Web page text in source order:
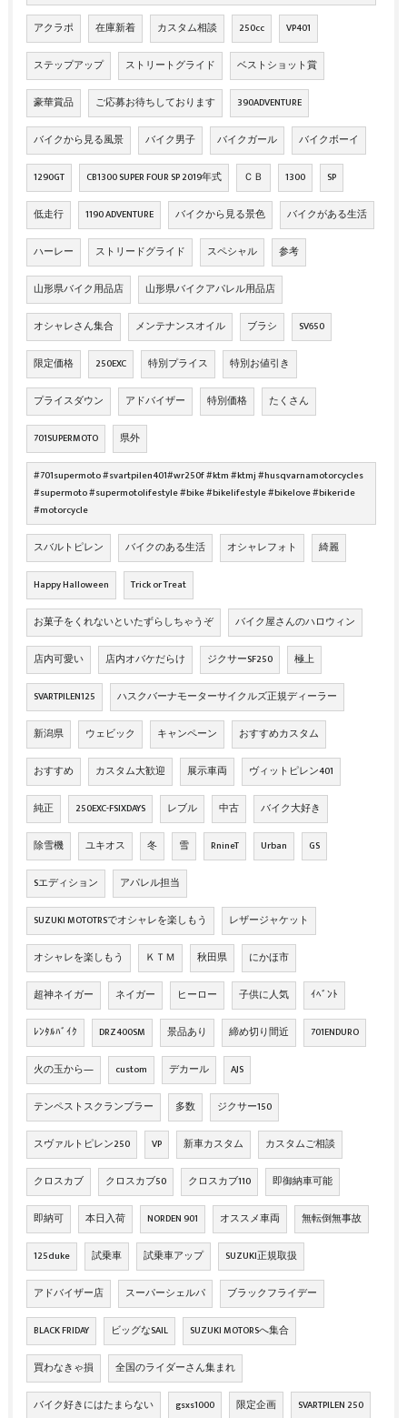
アクラポ 在庫新着 カスタム相談 250cc VP401
ステップアップ ストリートグライド ベストショット賞
豪華賞品 ご応募お待ちしております 390ADVENTURE
バイクから見る風景 バイク男子 バイクガール バイクボーイ
1290GT CB1300 SUPER FOUR SP 2019年式 ＣＢ 1300 SP
低走行 1190 ADVENTURE バイクから見る景色 バイクがある生活
ハーレー ストリードグライド スペシャル 参考
山形県バイク用品店 山形県バイクアパレル用品店
オシャレさん集合 メンテナンスオイル ブラシ SV650
限定価格 250EXC 特別プライス 特別お値引き
プライスダウン アドバイザー 特別価格 たくさん
701SUPERMOTO 県外
#701supermoto #svartpilen401#wr250f #ktm #ktmj #husqvarnamotorcycles
#supermoto #supermotolifestyle #bike #bikelifestyle #bikelove #bikeride
#motorcycle
スバルトピレン バイクのある生活 オシャレフォト 綺麗
Happy Halloween Trick or Treat
お菓子をくれないといたずらしちゃうぞ バイク屋さんのハロウィン
店内可愛い 店内オバケだらけ ジクサーSF250 極上
SVARTPILEN125 ハスクバーナモーターサイクルズ正規ディーラー
新潟県 ウェビック キャンペーン おすすめカスタム
おすすめ カスタム大歓迎 展示車両 ヴィットピレン401
純正 250EXC-FSIXDAYS レブル 中古 バイク大好き
除雪機 ユキオス 冬 雪 RnineT Urban GS
Sエディション アパレル担当
SUZUKI MOTOTRSでオシャレを楽しもう レザージャケット
オシャレを楽しもう ＫＴＭ 秋田県 にかほ市
超神ネイガー ネイガー ヒーロー 子供に人気 ｲﾍﾞﾝﾄ
ﾚﾝﾀﾙﾊﾞｲｸ DRZ400SM 景品あり 締め切り間近 701ENDURO
火の玉から― custom デカール AJS
テンペストスクランブラー 多数 ジクサー150
スヴァルトピレン250 VP 新車カスタム カスタムご相談
クロスカブ クロスカブ50 クロスカブ110 即御納車可能
即納可 本日入荷 NORDEN 901 オススメ車両 無転倒無事故
125duke 試乗車 試乗車アップ SUZUKI正規取扱
アドバイザー店 スーパーシェルパ ブラックフライデー
BLACK FRIDAY ビッグなSAIL SUZUKI MOTORSへ集合
買わなきゃ損 全国のライダーさん集まれ
バイク好きにはたまらない gsxs1000 限定企画 SVARTPILEN 250